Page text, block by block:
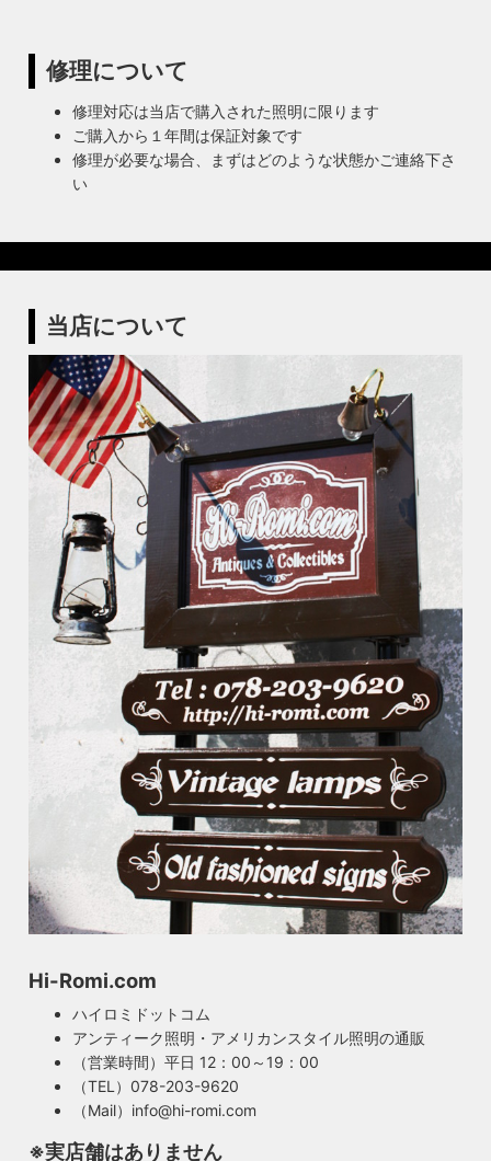
修理について
修理対応は当店で購入された照明に限ります
ご購入から１年間は保証対象です
修理が必要な場合、まずはどのような状態かご連絡下さ
い
当店について
Hi-Romi.com
ハイロミドットコム
アンティーク照明・アメリカンスタイル照明の通販
（営業時間）平日 12：00～19：00
（TEL）078-203-9620
（Mail）info@hi-romi.com
※実店舗はありません